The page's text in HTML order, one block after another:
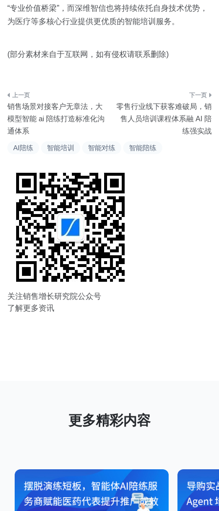
AI陪练 智能培训 智能对练 智能陪练
“专业价值桥梁”，而深维智信也将持续依托自身技术优势，
为医疗等多核心行业提供更优质的智能培训服务。
(部分素材来自于互联网，如有侵权请联系删除)
文
章
导
销售场景对接客户无章法，大
模型智能 ai 陪练打造标准化沟
通体系
零售行业线下获客难破局，销
售人员培训课程体系融 AI 陪
练强实战
关注销售增长研究院公众号
了解更多资讯